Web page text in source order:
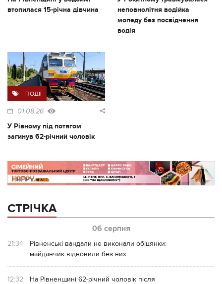
втопилася 15-річна дівчина
неповнолітня водійка
мопеду без посвідчення
водія
ПОДІЇ
01.08.26
У Рівному під потягом
загинув 62-річний чоловік
СТРІЧКА
06 серпня
21:34
Рівненські вандали не виконали обіцянки:
майданчик відновили без них
12:32
На Рівненщині 62-річний чоловік після